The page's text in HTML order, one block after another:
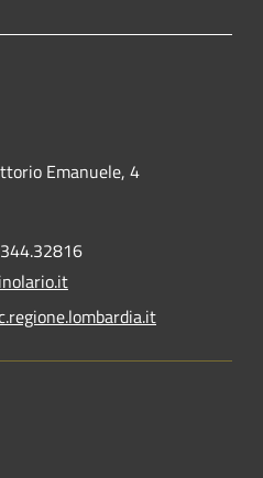
Emanuele, 4